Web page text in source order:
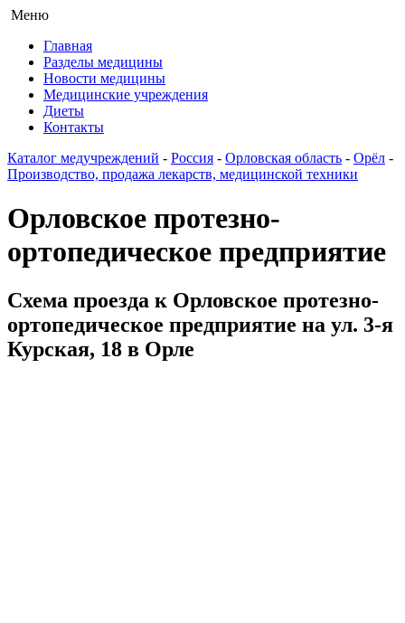
Меню
Главная
Разделы медицины
Новости медицины
Медицинские учреждения
Диеты
Контакты
Каталог медучреждений - Россия - Орловская область - Орёл -
Производство, продажа лекарств, медицинской техники
Орловское протезно-
ортопедическое предприятие
Схема проезда к Орловское протезно-
ортопедическое предприятие на ул. 3-я
Курская, 18 в Орле